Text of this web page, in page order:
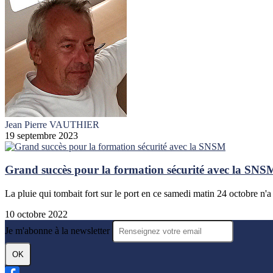
Jean Pierre VAUTHIER
19 septembre 2023
Grand succès pour la formation sécurité avec la
La pluie qui tombait fort sur le port en ce samedi matin 24 octobre n'a
10 octobre 2022
Je m'abonne à la newsletter
OK